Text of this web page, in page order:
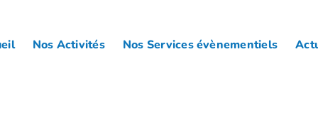
Nos Activités Nos Services évènementiels